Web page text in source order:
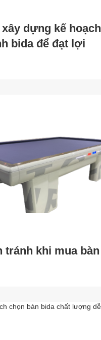
dựng kế hoạch
bida để đạt lợi
tránh khi mua bàn